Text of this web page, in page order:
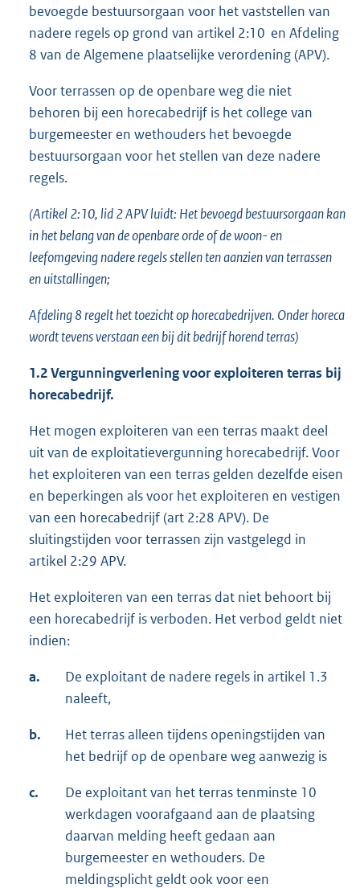
bevoegde bestuursorgaan voor het vaststellen van
nadere regels op grond van artikel 2:10 en Afdeling
8 van de Algemene plaatselijke verordening (APV).
Voor terrassen op de openbare weg die niet
behoren bij een horecabedrijf is het college van
burgemeester en wethouders het bevoegde
bestuursorgaan voor het stellen van deze nadere
regels.
(Artikel 2:10, lid 2 APV luidt: Het bevoegd bestuursorgaan kan
in het belang van de openbare orde of de woon- en
leefomgeving nadere regels stellen ten aanzien van terrassen
en uitstallingen;
Afdeling 8 regelt het toezicht op horecabedrijven. Onder horeca
wordt tevens verstaan een bij dit bedrijf horend terras)
1.2 Vergunningverlening voor exploiteren terras bij
horecabedrijf.
Het mogen exploiteren van een terras maakt deel
uit van de exploitatievergunning horecabedrijf. Voor
het exploiteren van een terras gelden dezelfde eisen
en beperkingen als voor het exploiteren en vestigen
van een horecabedrijf (art 2:28 APV). De
sluitingstijden voor terrassen zijn vastgelegd in
artikel 2:29 APV.
Het exploiteren van een terras dat niet behoort bij
een horecabedrijf is verboden. Het verbod geldt niet
indien:
a.
De exploitant de nadere regels in artikel 1.3
naleeft,
b.
Het terras alleen tijdens openingstijden van
het bedrijf op de openbare weg aanwezig is
c.
De exploitant van het terras tenminste 10
werkdagen voorafgaand aan de plaatsing
daarvan melding heeft gedaan aan
burgemeester en wethouders. De
meldingsplicht geldt ook voor een